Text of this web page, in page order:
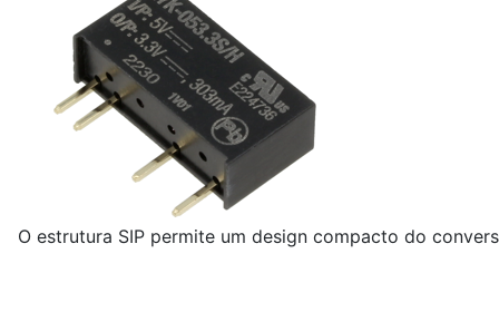
O estrutura SIP permite um design compacto do